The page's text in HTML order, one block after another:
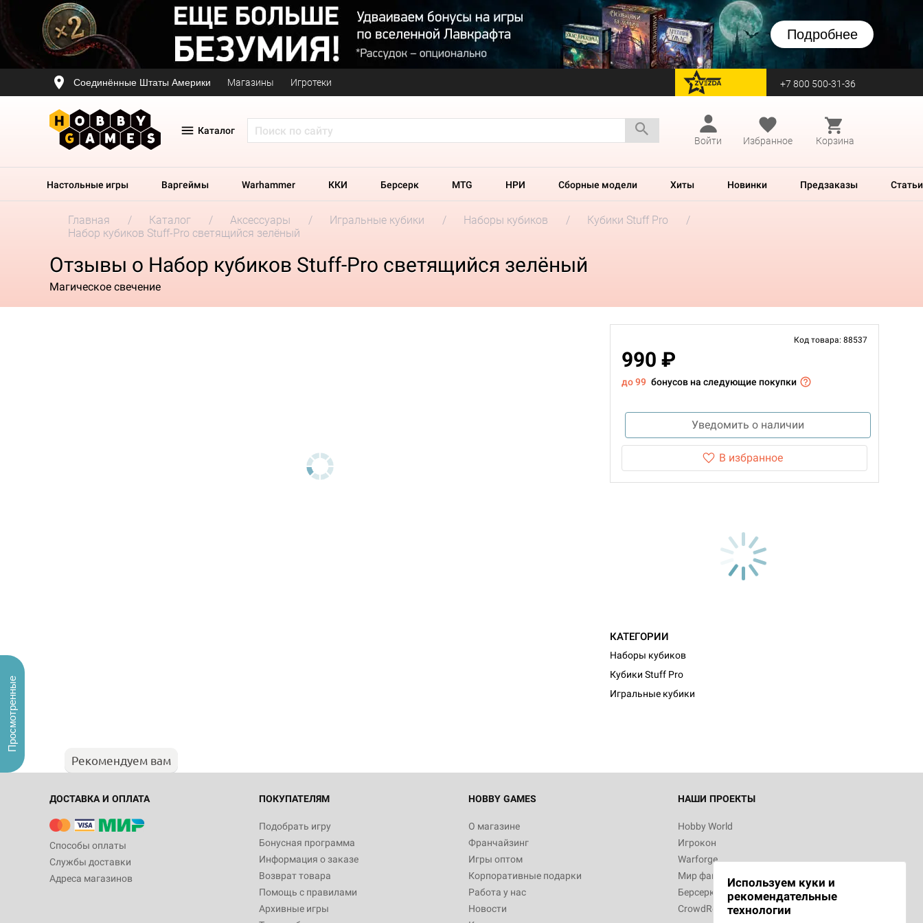
Подробнее
Соединённые Штаты Америки Магазины Игротеки перейти на Zvezda +7 800 500-31-36
Каталог
Войти
Избранное Корзина
Настольные игры Варгеймы Warhammer ККИ Берсерк MTG НРИ Сборные модели Хиты Новинки Предзаказы Статьи
Главная Каталог Аксессуары Игральные кубики Наборы кубиков
Кубики Stuff Pro
Набор кубиков Stuff-Pro светящийся зелёный
Отзывы о Набор кубиков Stuff-Pro светящийся зелёный
Магическое свечение
Код товара: 88537
990 ₽
до 99 бонусов на следующие покупки
Уведомить о наличии
В избранное
КАТЕГОРИИ
Наборы кубиков
Кубики Stuff Pro
Игральные кубики
Рекомендуем вам
ДОСТАВКА И ОПЛАТА
Способы оплаты
Службы доставки
Адреса магазинов
ПОКУПАТЕЛЯМ
Подобрать игру
Бонусная программа
Информация о заказе
Возврат товара
Помощь с правилами
Архивные игры
HOBBY GAMES
О магазине
Франчайзинг
Игры оптом
Корпоративные подарки
Работа у нас
Новости
НАШИ ПРОЕКТЫ
Hobby World
Игрокон
Warforge
Мир фантастики
Берсерк
CrowdRepublic
Используем куки и
рекомендательные
технологии
Просмотренные
Настольная игра Hobby World Монстры
Белая смерть
12 990
Настольная игра Hobby World Берсерк.
3 490